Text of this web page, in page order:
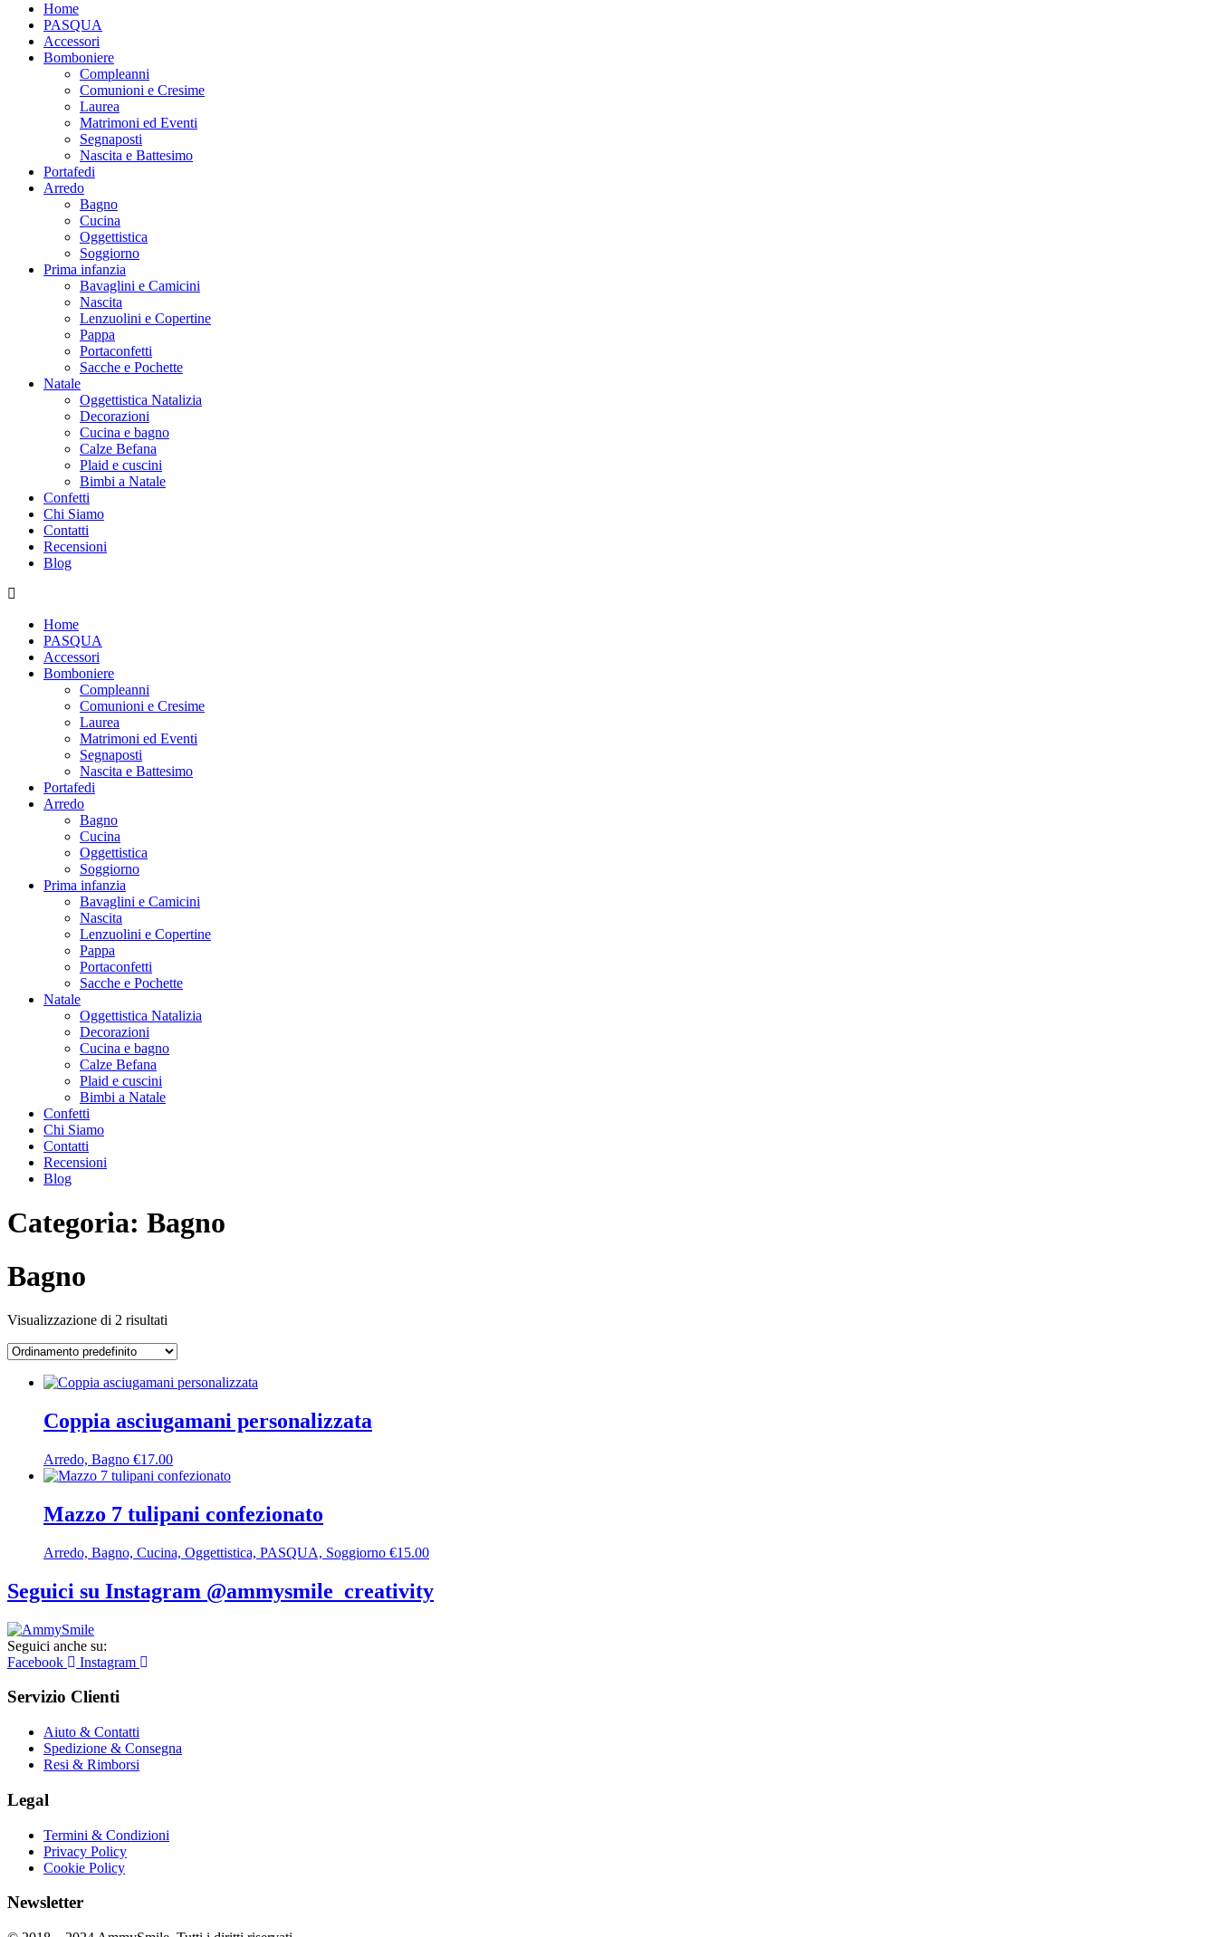
Home
PASQUA
Accessori
Bomboniere
Compleanni
Comunioni e Cresime
Laurea
Matrimoni ed Eventi
Segnaposti
Nascita e Battesimo
Portafedi
Arredo
Bagno
Cucina
Oggettistica
Soggiorno
Prima infanzia
Bavaglini e Camicini
Nascita
Lenzuolini e Copertine
Pappa
Portaconfetti
Sacche e Pochette
Natale
Oggettistica Natalizia
Decorazioni
Cucina e bagno
Calze Befana
Plaid e cuscini
Bimbi a Natale
Confetti
Chi Siamo
Contatti
Recensioni
Blog
Home
PASQUA
Accessori
Bomboniere
Compleanni
Comunioni e Cresime
Laurea
Matrimoni ed Eventi
Segnaposti
Nascita e Battesimo
Portafedi
Arredo
Bagno
Cucina
Oggettistica
Soggiorno
Prima infanzia
Bavaglini e Camicini
Nascita
Lenzuolini e Copertine
Pappa
Portaconfetti
Sacche e Pochette
Natale
Oggettistica Natalizia
Decorazioni
Cucina e bagno
Calze Befana
Plaid e cuscini
Bimbi a Natale
Confetti
Chi Siamo
Contatti
Recensioni
Blog
Categoria: Bagno
Bagno
Visualizzazione di 2 risultati
Coppia asciugamani personalizzata
Arredo, Bagno €17.00
Mazzo 7 tulipani confezionato
Arredo, Bagno, Cucina, Oggettistica, PASQUA, Soggiorno €15.00
Seguici su Instagram @ammysmile_creativity
Seguici anche su:
Facebook
Instagram
Servizio Clienti
Aiuto & Contatti
Spedizione & Consegna
Resi & Rimborsi
Legal
Termini & Condizioni
Privacy Policy
Cookie Policy
Newsletter